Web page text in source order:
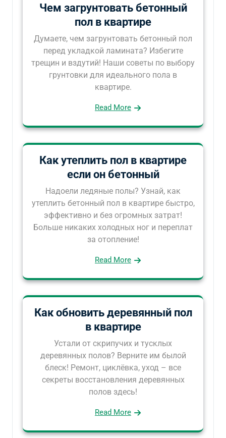
Чем загрунтовать бетонный
пол в квартире
Думаете, чем загрунтовать бетонный пол
перед укладкой ламината? Избегите
трещин и вздутий! Наши советы по выбору
грунтовки для идеального пола в
квартире.
Read More
Как утеплить пол в квартире
если он бетонный
Надоели ледяные полы? Узнай, как
утеплить бетонный пол в квартире быстро,
эффективно и без огромных затрат!
Больше никаких холодных ног и переплат
за отопление!
Read More
Как обновить деревянный пол
в квартире
Устали от скрипучих и тусклых
деревянных полов? Верните им былой
блеск! Ремонт, циклёвка, уход – все
секреты восстановления деревянных
полов здесь!
Read More